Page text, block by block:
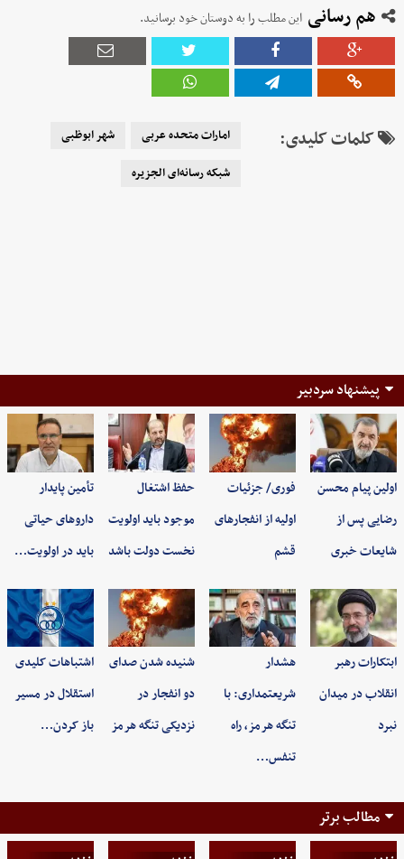
هم رسانی این مطلب را به دوستان خود برسانید.
کلمات کلیدی: امارات متحده عربی
شهر ابوظبی
شبکه رسانه‌ای الجزیره
پیشنهاد سردبیر
اولین پیام محسن
رضایی پس از
شایعات خبری
فوری/ جزئیات
اولیه از انفجارهای
قشم
حفظ اشتغال
موجود باید اولویت
نخست دولت باشد
تأمین پایدار
داروهای حیاتی
باید در اولویت…
ابتکارات رهبر
انقلاب در میدان
نبرد
هشدار
شریعتمداری: با
تنگه هرمز، راه
تنفس…
شنیده شدن صدای
دو انفجار در
نزدیکی تنگه هرمز
اشتباهات کلیدی
استقلال در مسیر
باز کردن…
مطالب برتر